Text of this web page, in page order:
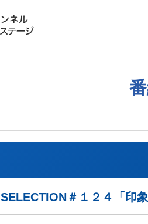
＃１２４「印象